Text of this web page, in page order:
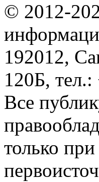
© 2012-
192012,
120Б,
Все
только